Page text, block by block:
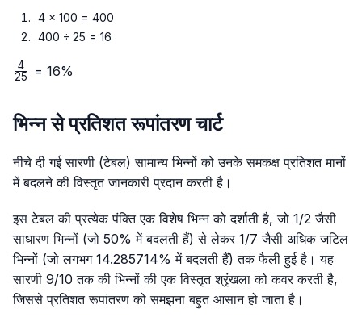
4 × 100 = 400
400 ÷ 25 = 16
\frac{4}
25
4 = 16%
भिन्न से प्रतिशत रूपांतरण चार्ट
नीचे दी गई सारणी (टेबल) सामान्य भिन्नों को उनके समकक्ष प्रतिशत मानों
में बदलने की विस्तृत जानकारी प्रदान करती है।
इस टेबल की प्रत्येक पंक्ति एक विशेष भिन्न को दर्शाती है, जो 1/2 जैसी
साधारण भिन्नों (जो 50% में बदलती हैं) से लेकर 1/7 जैसी अधिक जटिल
भिन्नों (जो लगभग 14.285714% में बदलती हैं) तक फैली हुई है। यह
सारणी 9/10 तक की भिन्नों की एक विस्तृत श्रृंखला को कवर करती है,
जिससे प्रतिशत रूपांतरण को समझना बहुत आसान हो जाता है।